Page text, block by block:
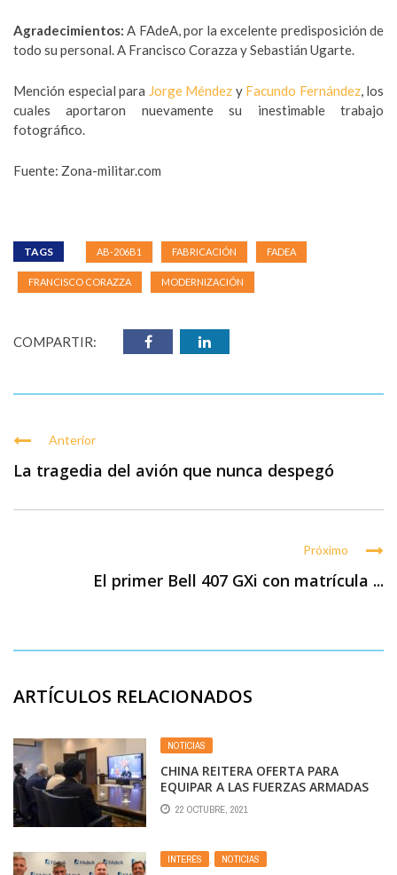
Agradecimientos:A FAdeA, por la excelente predisposición de
todo su personal. A Francisco Corazza y Sebastián Ugarte.
Mención especial para Jorge Méndez y Facundo Fernández, los
cuales aportaron nuevamente su inestimable trabajo
fotográfico.
Fuente: Zona-militar.com
TAGS AB-206B1 FABRICACIÓN FADEA
FRANCISCO CORAZZA MODERNIZACIÓN
COMPARTIR:
Anterior
La tragedia del avión que nunca despegó
Próximo
El primer Bell 407 GXi con matrícula ...
ARTÍCULOS RELACIONADOS
NOTICIAS
CHINA REITERA OFERTA PARA
EQUIPAR A LAS FUERZAS ARMADAS
ARGENTINAS
22 OCTUBRE, 2021
INTERÉS , NOTICIAS